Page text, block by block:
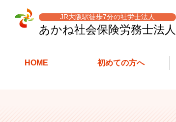
JR大阪駅徒歩7分の社労士法人
あかね社会保険労務士法人
HOME 初めての方へ